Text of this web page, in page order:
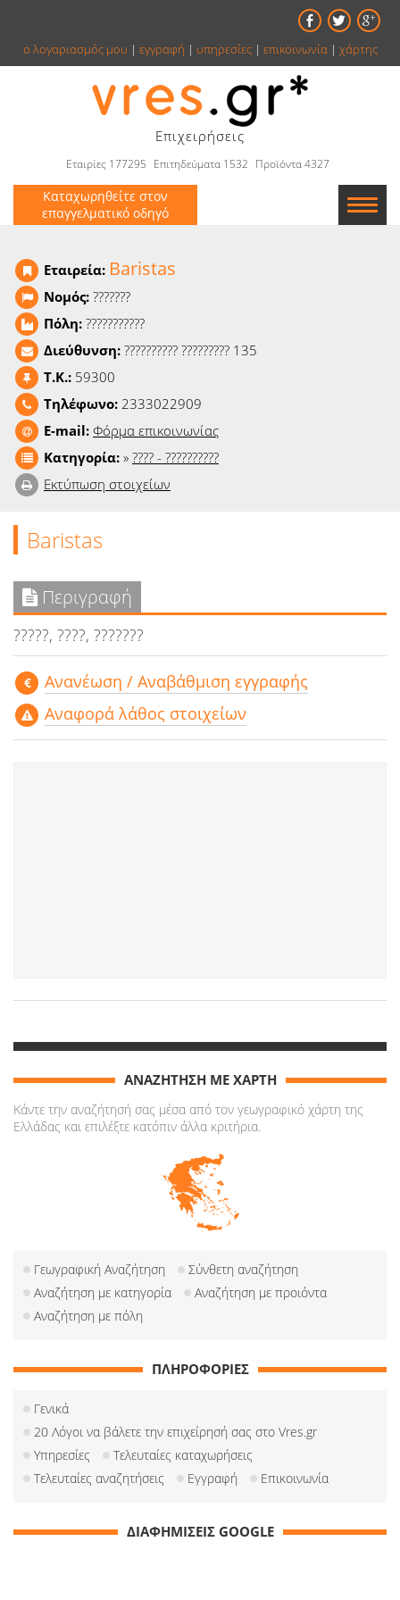
ο λογαριασμός μου | εγγραφή | υπηρεσίες| επικοινωνία| χάρτης
Επιχειρήσεις
Εταιρίες 177295 Επιτηδεύματα 1532 Προϊόντα 4327
Καταχωρηθείτε στον
επαγγελματικό οδηγό
Κατάλογος
Αγγελίες
Βιβλία
Ειδήσεις
Παιχνίδια
Ταινίες
Εταιρεία: Baristas
Νομός: ???????
Πόλη: ???????????
Διεύθυνση: ?????????? ????????? 135
T.K.: 59300
Τηλέφωνο: 2333022909
E-mail: Φόρμα επικοινωνίας
Κατηγορία: » ???? - ??????????
Εκτύπωση στοιχείων
Baristas
Περιγραφή
?????, ????, ???????
Aνανέωση / Αναβάθμιση εγγραφής
Αναφορά λάθος στοιχείων
ΑΝΑΖΗΤΗΣΗ ΜΕ ΧΑΡΤΗ
Κάντε την αναζήτησή σας μέσα από τον γεωγραφικό χάρτη της
Ελλάδας και επιλέξτε κατόπιν άλλα κριτήρια.
Γεωγραφική Αναζήτηση
Σύνθετη αναζήτηση
Αναζήτηση με κατηγορία
Αναζήτηση με προιόντα
Αναζήτηση με πόλη
ΠΛΗΡΟΦΟΡΙΕΣ
Γενικά
20 Λόγοι να βάλετε την επιχείρησή σας στο Vres.gr
Υπηρεσίες
Τελευταίες καταχωρήσεις
Τελευταίες αναζητήσεις
Εγγραφή Επικοινωνία
ΔΙΑΦΗΜΙΣΕΙΣ GOOGLE